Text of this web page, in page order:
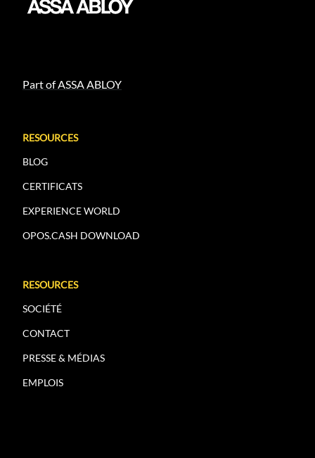
Part of ASSA ABLOY
RESOURCES
BLOG
CERTIFICATS
EXPERIENCE WORLD
OPOS.CASH DOWNLOAD
RESOURCES
SOCIÉTÉ
CONTACT
PRESSE & MÉDIAS
EMPLOIS